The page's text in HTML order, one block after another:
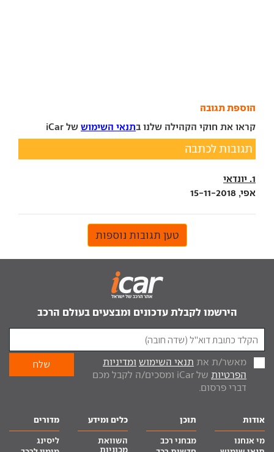
הוספת תגובה
קראו את חוקי הקהילה שלנו בתנאי השימוש של iCar
תגובות לכתבה
1. יונדאי
אפי, 15-11-2018
טען תגובות נוספות
הירשמו לקבלת עדכונים ומבצעים בעולם הרכב
מאשר/ת את תנאי השימוש ומדיניות
הפרטיות
של iCar ומסכים/ה לקבל מכם
דברי פרסום.
אודות
מי אנחנו
תוכן
מבחני רכב
כלים ומידע
השוואת
מדורים
ליסינג